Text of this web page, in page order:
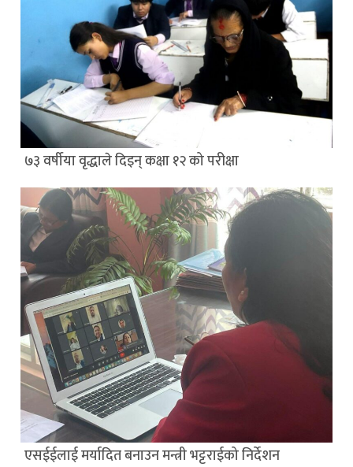
७३ वर्षीया वृद्धाले दिइन् कक्षा १२ को परीक्षा
एसईईलाई मर्यादित बनाउन मन्त्री भट्टराईको निर्देशन